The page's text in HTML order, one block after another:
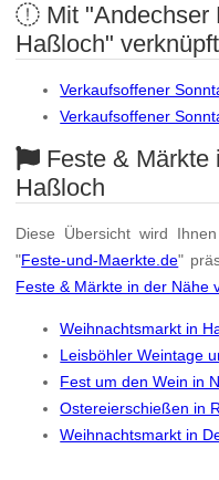
Mit "Andechser
Haßloch"
Verkaufsoffener
Verkaufsoffener
Feste & Märkte
Haßloch
Diese Übersicht wird
"Feste-und-Maerkte.de"
Feste & Märkte in der Nähe
Weihnachtsmarkt in
Leisböhler Weintage
Fest um den Wein in
Ostereierschießen in
Weihnachtsmarkt in